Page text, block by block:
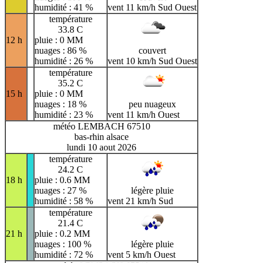
humidité : 41 %
vent 11 km/h Sud Ouest
12 h
température
33.8 C
pluie : 0 MM
nuages : 86 %
humidité : 26 %
couvert
vent 10 km/h Sud Ouest
15 h
température
35.2 C
pluie : 0 MM
nuages : 18 %
humidité : 23 %
peu nuageux
vent 11 km/h Ouest
météo LEMBACH 67510
bas-rhin alsace
lundi 10 aout 2026
18 h
température
24.2 C
pluie : 0.6 MM
nuages : 27 %
humidité : 58 %
légère pluie
vent 21 km/h Sud
21 h
température
21.4 C
pluie : 0.2 MM
nuages : 100 %
humidité : 72 %
légère pluie
vent 5 km/h Ouest